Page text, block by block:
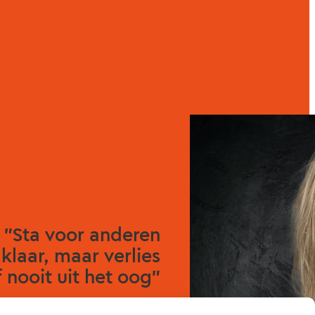
"Sta voor anderen
klaar, maar verlies
nooit uit het oog"